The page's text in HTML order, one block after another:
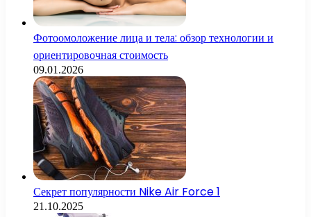
Фотоомоложение лица и тела: обзор технологии и
ориентировочная стоимость
09.01.2026
Секрет популярности Nike Air Force 1
21.10.2025